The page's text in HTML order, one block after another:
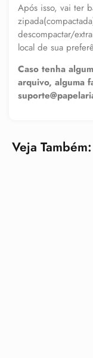
Após isso, vai ter
descompactar/
local de sua
Caso tenha
arquivo, alguma
Veja Também: